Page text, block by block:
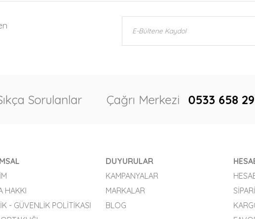
Sorulanlar Çağrı Merkezi 0533 658 29
HAKKI
- GÜVENLIK POLITIKASI
DUYURULAR
KAMPANYALAR
MARKALAR
BLOG